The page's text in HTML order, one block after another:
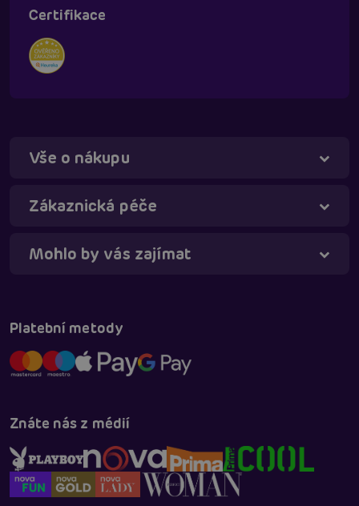
Certifikace
Vše o nákupu
Zákaznická péče
Mohlo by vás zajímat
Platební metody
Znáte nás z médií
Táňa - virtuální asistentka